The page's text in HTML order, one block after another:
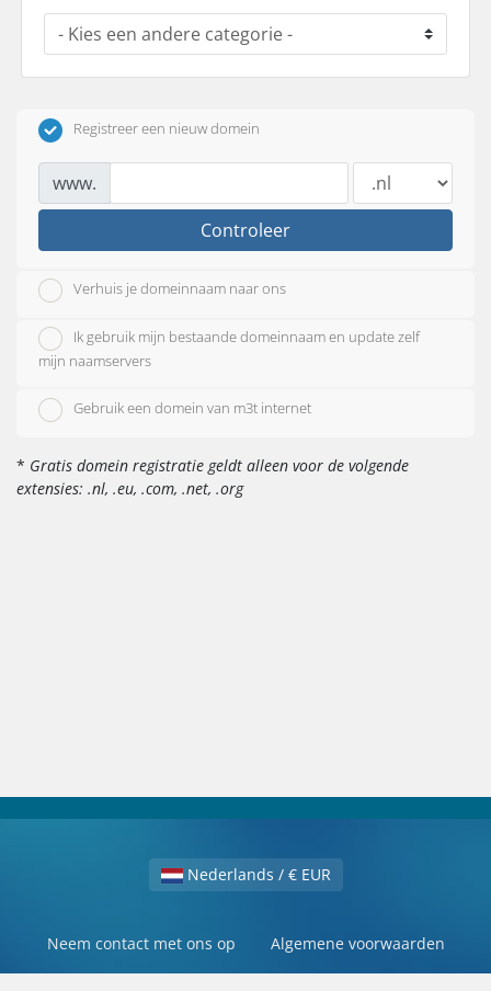
Registreer een nieuw domein
www.
Controleer
Verhuis je domeinnaam naar ons
Ik gebruik mijn bestaande domeinnaam en update zelf
mijn naamservers
Gebruik een domein van m3t internet
* Gratis domein registratie geldt alleen voor de volgende
extensies: .nl, .eu, .com, .net, .org
Nederlands / € EUR
Neem contact met ons op Algemene voorwaarden